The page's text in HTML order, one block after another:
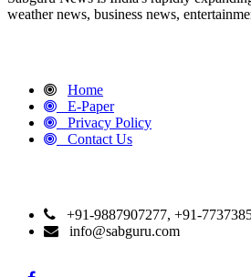
weather news, business news,
Home
E-Paper
Privacy Policy
Contact Us
+91-9887907277, +91-
info@sabguru.com